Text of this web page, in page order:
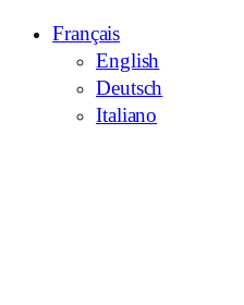
Français
English
Deutsch
Italiano